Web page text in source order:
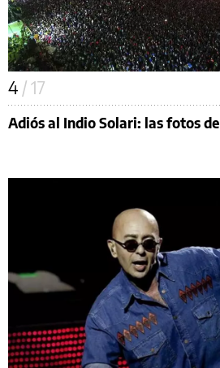
4 / 17
Adiós al Indio Solari: las fotos